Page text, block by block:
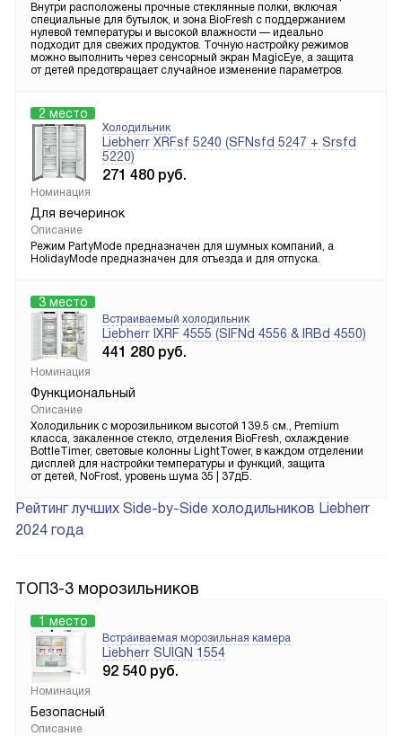
Внутри расположены прочные стеклянные полки, включая
специальные для бутылок, и зона BioFresh с поддержанием
нулевой температуры и высокой влажности — идеально
подходит для свежих продуктов. Точную настройку режимов
можно выполнить через сенсорный экран MagicEye, а защита
от детей предотвращает случайное изменение параметров.
2 место
Холодильник
Liebherr XRFsf 5240 (SFNsfd 5247 + Srsfd
5220)
271 480 руб.
Номинация
Для вечеринок
Описание
Режим PartyMode предназначен для шумных компаний, а
HolidayMode предназначен для отъезда и для отпуска.
3 место
Встраиваемый холодильник
Liebherr IXRF 4555 (SIFNd 4556 & IRBd 4550)
441 280 руб.
Номинация
Функциональный
Описание
Холодильник с морозильником высотой 139.5 см., Premium
класса, закаленное стекло, отделения BioFresh, охлаждение
BottleTimer, световые колонны LightTower, в каждом отделении
дисплей для настройки температуры и функций, защита
от детей, NoFrost, уровень шума 35 | 37дБ.
Рейтинг лучших Side-by-Side холодильников Liebherr
2024 года
ТОП3-3 морозильников
1 место
Встраиваемая морозильная камера
Liebherr SUIGN 1554
92 540 руб.
Номинация
Безопасный
Описание